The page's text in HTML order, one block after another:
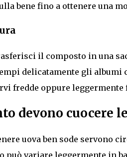
bene fino a ottenere una
il composto in una
delicatamente gli albumi
fredde oppure
devono cuocere
uova ben sode servono
può variare leggermente in